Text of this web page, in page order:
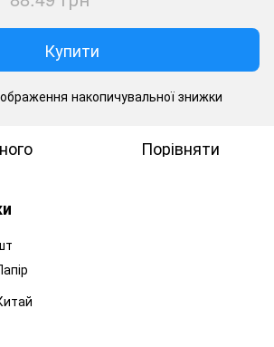
Купити
накопичувальної знижки
Порівняти